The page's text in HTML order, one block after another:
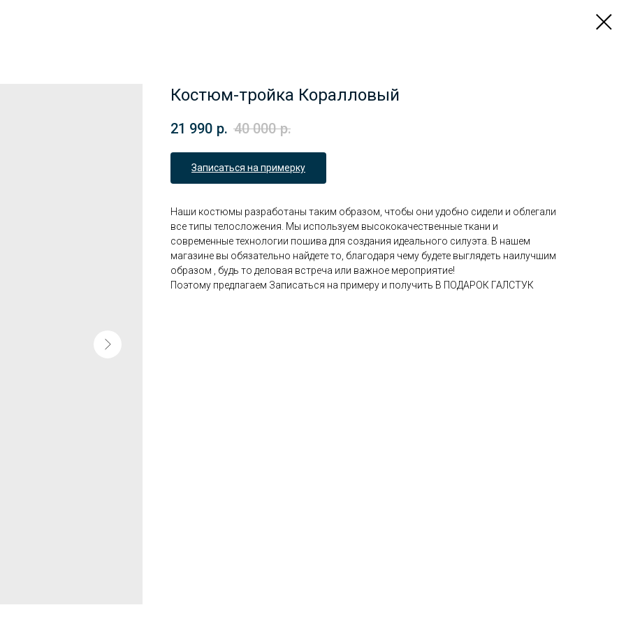
Костюм-тройка Коралловый
21 990 р. 40 000 р.
Записаться на примерку
Наши костюмы разработаны таким образом, чтобы они удобно сидели и облегали
все типы телосложения. Мы используем высококачественные ткани и
современные технологии пошива для создания идеального силуэта. В нашем
магазине вы обязательно найдете то, благодаря чему будете выглядеть наилучшим
образом , будь то деловая встреча или важное мероприятие!
Поэтому предлагаем Записаться на примеру и получить В ПОДАРОК ГАЛСТУК